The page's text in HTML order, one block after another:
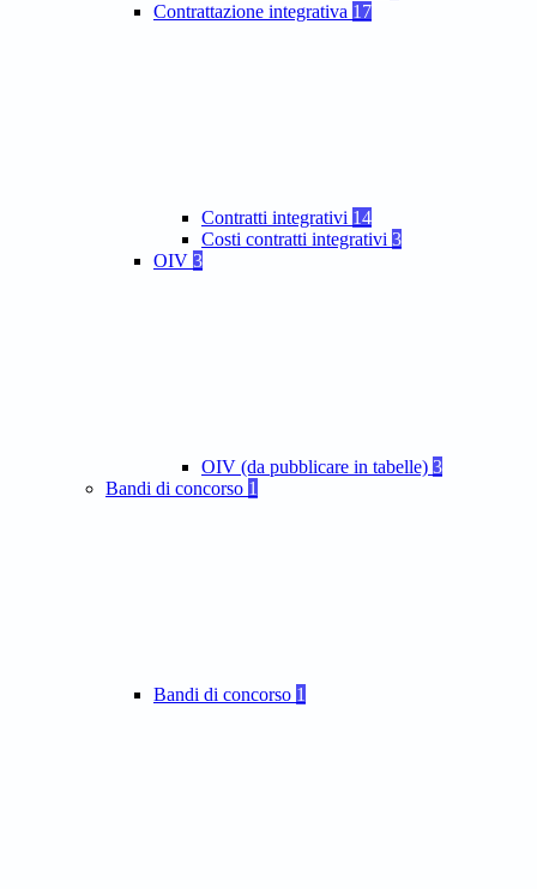
Contrattazione integrativa 17
Contratti integrativi 14
Costi contratti integrativi 3
OIV 3
OIV (da pubblicare in tabelle) 3
Bandi di concorso 1
Bandi di concorso 1